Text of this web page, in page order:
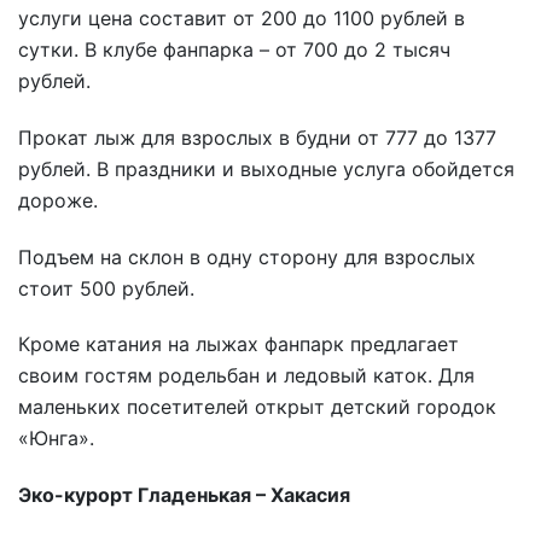
услуги цена составит от 200 до 1100 рублей в
сутки. В клубе фанпарка – от 700 до 2 тысяч
рублей.
Прокат лыж для взрослых в будни от 777 до 1377
рублей. В праздники и выходные услуга обойдется
дороже.
Подъем на склон в одну сторону для взрослых
стоит 500 рублей.
Кроме катания на лыжах фанпарк предлагает
своим гостям родельбан и ледовый каток. Для
маленьких посетителей открыт детский городок
«Юнга».
Эко-курорт Гладенькая – Хакасия